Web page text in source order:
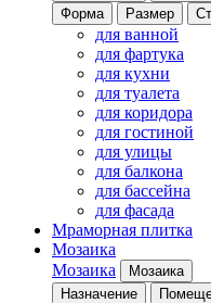
Форма
Размер
для ванной
для фартука
для кухни
для туалета
для коридора
для гостиной
для улицы
для балкона
для бассейна
для фасада
Мраморная плитка
Мозаика
Мозаика
Мозаика
Назначение